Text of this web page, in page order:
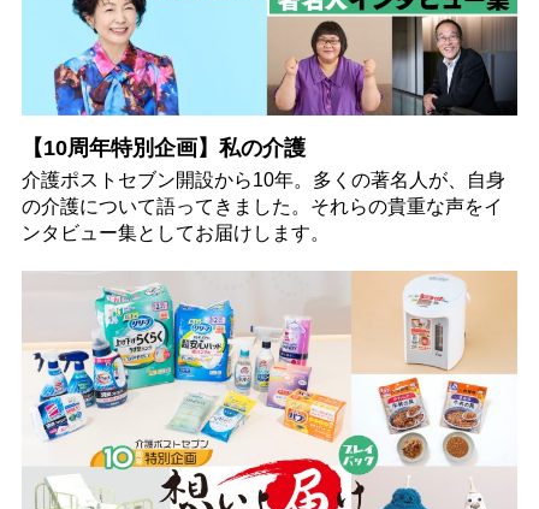
【10周年特別企画】私の介護
介護ポストセブン開設から10年。多くの著名人が、自身
の介護について語ってきました。それらの貴重な声をイ
ンタビュー集としてお届けします。